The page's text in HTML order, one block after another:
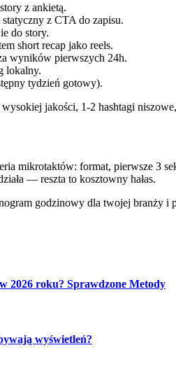
z ankietą.
z CTA do zapisu.
do story.
short recap jako reels.
wyników pierwszych 24h.
lokalny.
tydzień gotowy).
jakości, 1‑2 hashtagi
mikrotaktów: format, pierwsze 3
— reszta to kosztowny hałas.
godzinowy dla twojej
2026 roku? Sprawdzone Metody
wyświetleń?